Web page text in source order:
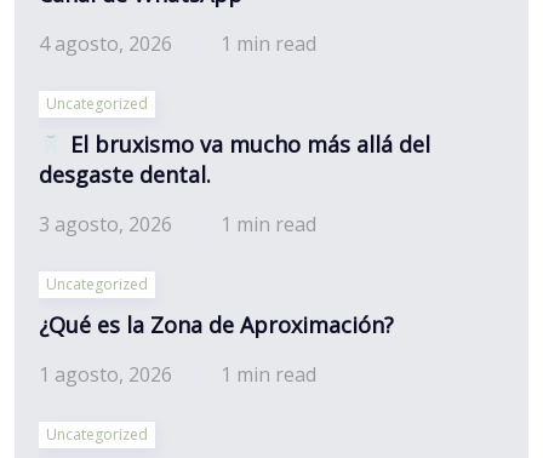
4 agosto, 2026 1 min read
Uncategorized
El bruxismo va mucho más allá del
desgaste dental.
3 agosto, 2026 1 min read
Uncategorized
¿Qué es la Zona de Aproximación?
1 agosto, 2026 1 min read
Uncategorized